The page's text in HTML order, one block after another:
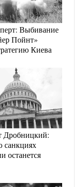
Выбивание
Пойнт»
Киева
Дробницкий:
санкциях
останется